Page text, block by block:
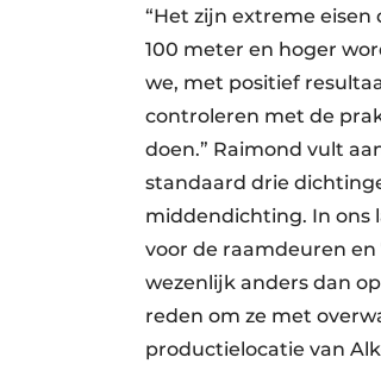
“Het zijn extreme
100 meter en hoger
we, met positief
controleren met de
doen.” Raimond vult
standaard drie
middendichting. In ons
voor de raamdeuren
wezenlijk anders dan
reden om ze met
productielocatie van